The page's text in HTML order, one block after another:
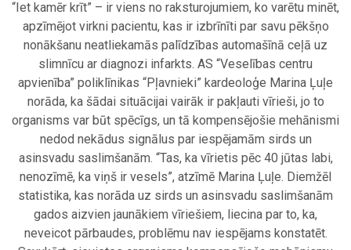
“Iet kamēr krīt” – ir viens no raksturojumiem, ko varētu minēt,
apzīmējot virkni pacientu, kas ir izbrīnīti par savu pēkšņo
nonākšanu neatliekamās palīdzības automašīnā ceļā uz
slimnīcu ar diagnozi infarkts. AS “Veselības centru
apvienība” poliklīnikas “Pļavnieki” kardeoloģe Marina Ļuļe
norāda, ka šādai situācijai vairāk ir pakļauti vīrieši, jo to
organisms var būt spēcīgs, un tā kompensējošie mehānismi
nedod nekādus signālus par iespējamām sirds un
asinsvadu saslimšanām. “Tas, ka vīrietis pēc 40 jūtas labi,
nenozīmē, ka viņš ir vesels”, atzīmē Marina Ļuļe. Diemžēl
statistika, kas norāda uz sirds un asinsvadu saslimšanām
gados aizvien jaunākiem vīriešiem, liecina par to, ka,
neveicot pārbaudes, problēmu nav iespējams konstatēt.